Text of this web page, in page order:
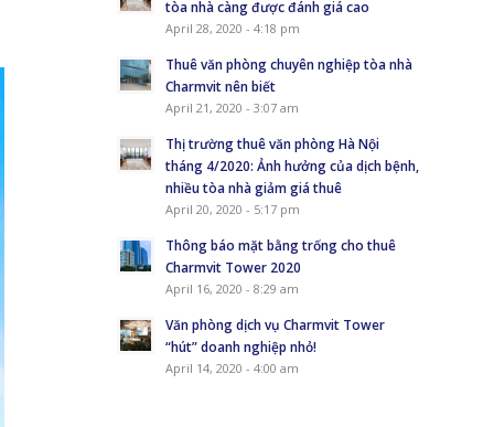
tòa nhà càng được đánh giá cao
April 28, 2020 - 4:18 pm
Thuê văn phòng chuyên nghiệp tòa nhà
Charmvit nên biết
April 21, 2020 - 3:07 am
Thị trường thuê văn phòng Hà Nội
tháng 4/2020: Ảnh hưởng của dịch bệnh,
nhiều tòa nhà giảm giá thuê
April 20, 2020 - 5:17 pm
Thông báo mặt bằng trống cho thuê
Charmvit Tower 2020
April 16, 2020 - 8:29 am
Văn phòng dịch vụ Charmvit Tower
“hút” doanh nghiệp nhỏ!
April 14, 2020 - 4:00 am